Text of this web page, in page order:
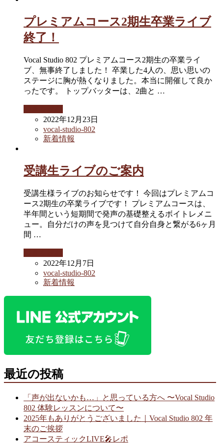
プレミアムコース2期生卒業ライブ
終了！
Vocal Studio 802 プレミアムコース2期生の卒業ライ
ブ、無事終了しました！ 卒業した4人の、思い思いの
ステージに胸が熱くなりました。本当に開催して良か
ったです。 トップバッターは、2曲と …
2022年12月23日
vocal-studio-802
新着情報
受講生ライブのご案内
受講生様ライブのお知らせです！ 今回はプレミアムコ
ース2期生の卒業ライブです！ プレミアムコースは、
半年間という短期間で発声の基礎整えるボイトレメニ
ュー。自分だけの声を見つけて自分自身と繋がる6ヶ月
間 …
2022年12月7日
vocal-studio-802
新着情報
最近の投稿
「声が出ないかも…」と思っている方へ 〜Vocal Studio
802 体験レッスンについて〜
2025年もありがとうございました｜Vocal Studio 802 年
末のご挨拶
アコースティックLIVE🎤レポ